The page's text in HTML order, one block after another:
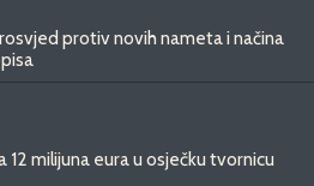
protiv novih nameta i načina
12 milijuna eura u osječku tvornicu